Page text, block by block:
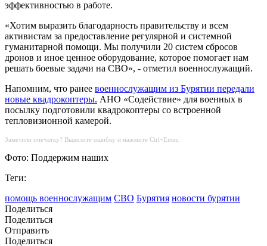
эффективностью в работе.
«Хотим выразить благодарность правительству и всем
активистам за предоставление регулярной и системной
гуманитарной помощи. Мы получили 20 систем сбросов
дронов и иное ценное оборудование, которое помогает нам
решать боевые задачи на СВО», - отметил военнослужащий.
Напомним, что ранее военнослужащим из Бурятии передали
новые квадрокоптеры. АНО «Содействие» для военных в
посылку подготовили квадрокоптеры со встроенной
тепловизионной камерой.
Заметили опечатку? Выделите ошибку и нажмите Ctrl+Enter.
Фото: Поддержим наших
Теги:
помощь военнослужащим СВО Бурятия новости бурятии
Поделиться
Поделиться
Отправить
Поделиться